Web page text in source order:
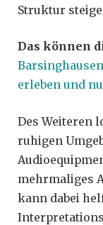
Struktur
Das können
erleben und
Des Weiteren
ruhigen
mehrmaliges
kann dabei